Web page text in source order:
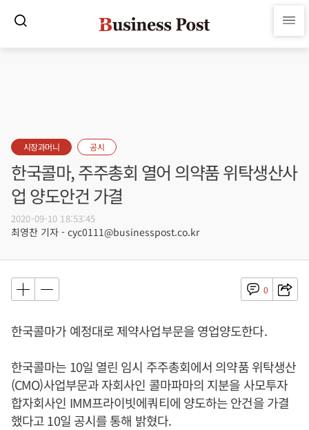
시장과머니 공시
한국콜마, 주주총회 열어 의약품 위탁생산사
업 양도안건 가결
2020-09-10 18:53:45
최영찬 기자 - cyc0111@businesspost.co.kr
0
한국콜마가 예정대로 제약사업부문을 영업양도한다.
한국콜마는 10일 열린 임시 주주총회에서 의약품 위탁생산
(CMO)사업부문과 자회사인 콜마파마의 지분을 사모투자
합자회사인 IMM프라이빗에쿼티에 양도하는 안건을 가결
했다고 10일 공시를 통해 밝혔다.